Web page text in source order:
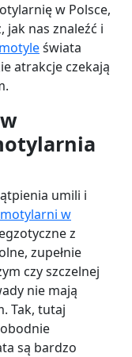
w Polsce,
jak nas znaleźć i
motyleświata
atrakcje czekają
umili i
w
z
zupełnie
czy szczelnej
nie mają
Tak, tutaj
są bardzo